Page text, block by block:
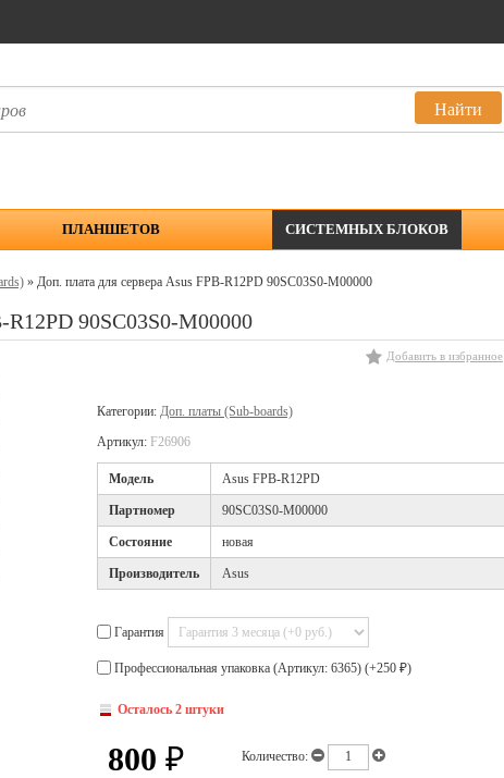
ПЛАНШЕТОВ СИСТЕМНЫХ БЛОКОВ
» Доп. плата для сервера Asus FPB-R12PD 90SC03S0-M00000
R12PD 90SC03S0-M00000
Добавить в избранное
Категории: Доп. платы (Sub-boards)
Артикул: F26906
Модель Asus FPB-R12PD
Партномер 90SC03S0-M00000
Cостояние новая
Производитель Asus
Гарантия
Профессиональная упаковка (Артикул: 6365) (+250 ₽)
Осталось 2 штуки
800 ₽ Количество: